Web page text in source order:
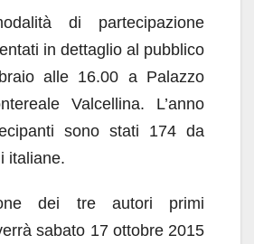
di partecipazione
in dettaglio al pubblico
alle 16.00 a Palazzo
Valcellina. L’anno
sono stati 174 da
italiane.
dei tre autori primi
sabato 17 ottobre 2015